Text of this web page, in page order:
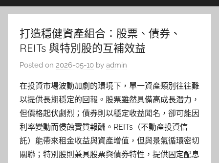
打造穩健資產組合：股票、債券、
REITs 與特別股的互補效益
Posted on 2026-05-10 by admin
在投資市場波動加劇的環境下，單一資產類別往往難
以提供長期穩定的回報。股票雖然具備高成長潛力，
但價格起伏劇烈；債券則以穩定收益聞名，卻可能因
利率變動而侵蝕實質報酬。REITs（不動產投資信
託）能帶來租金收益與資產增值，但與景氣循環密切
關聯；特別股則兼具股票與債券特性，提供固定配息